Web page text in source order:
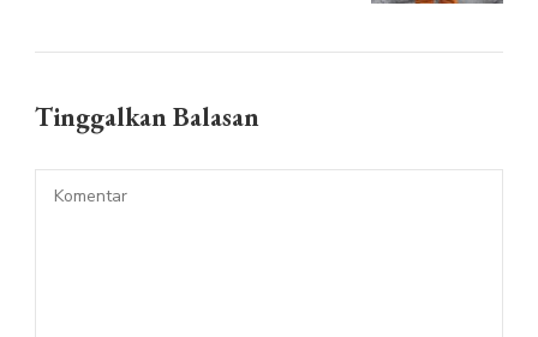
Tinggalkan Balasan